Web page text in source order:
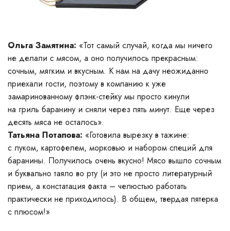
Ольга Замятина: «Тот самый случай, когда мы ничего
не делали с мясом, а оно получилось прекрасным:
сочным, мягким и вкусным. К нам на дачу неожиданно
приехали гости, поэтому в компанию к уже
замаринованному флэнк-стейку мы просто кинули
на гриль баранину и сняли через пять минут. Еще через
десять мяса не осталось».
Татьяна Потапова: «Готовила вырезку в тажине:
с луком, картофелем, морковью и набором специй для
баранины. Получилось очень вкусно! Мясо вышло сочным
и буквально таяло во рту (и это не просто литературный
прием, а констатация факта – челюстью работать
практически не приходилось). В общем, твердая пятерка
с плюсом!»